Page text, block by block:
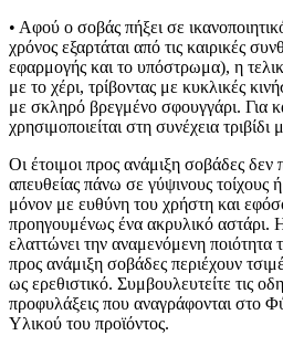
• Αφού ο σοβάς πήξει σε
χρόνος εξαρτάται από τις καιρικές
εφαρμογής και το υπόστρωμα), η
με το χέρι, τρίβοντας με κυκλικές
με σκληρό βρεγμένο σφουγγάρι. Για
χρησιμοποιείται στη συνέχεια
Οι έτοιμοι προς ανάμιξη σοβάδες δεν
απευθείας πάνω σε γύψινους τοίχους
μόνον με ευθύνη του χρήστη και
προηγουμένως ένα ακρυλικό αστάρι.
ελαττώνει την αναμενόμενη ποιότητα
προς ανάμιξη σοβάδες περιέχουν
ως ερεθιστικό. Συμβουλευτείτε τις
προφυλάξεις που αναγράφονται στο
Υλικού του προϊόντος.